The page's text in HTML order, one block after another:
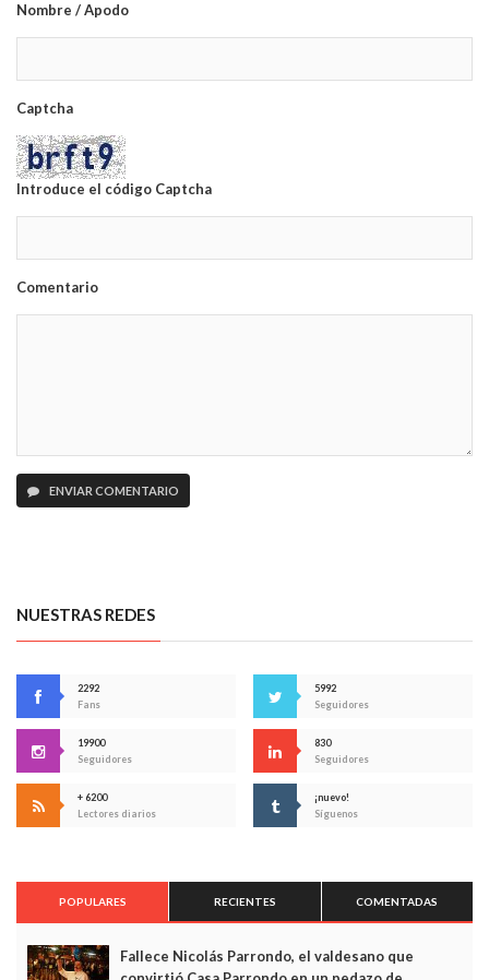
Nombre / Apodo
Captcha
Introduce el código Captcha
Comentario
ENVIAR COMENTARIO
NUESTRAS REDES
2292
Fans
5992
Seguidores
19900
Seguidores
830
Seguidores
+ 6200
Lectores diarios
¡nuevo!
Síguenos
POPULARES RECIENTES COMENTADAS
Fallece Nicolás Parrondo, el valdesano que